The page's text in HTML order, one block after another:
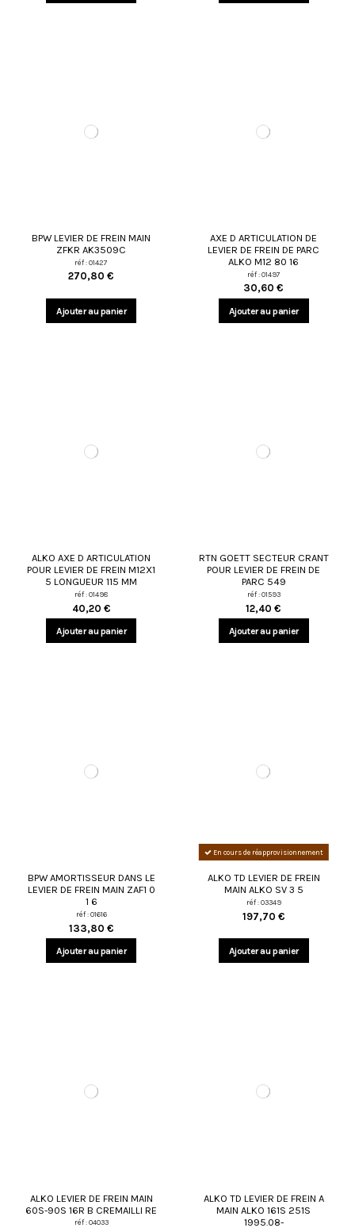
BPW LEVIER DE FREIN MAIN
ZFKR AK3509C
réf : 01427
270,80 €
Ajouter au panier
AXE D ARTICULATION DE
LEVIER DE FREIN DE PARC
ALKO M12 80 16
réf : 01497
30,60 €
Ajouter au panier
ALKO AXE D ARTICULATION
POUR LEVIER DE FREIN M12X1
5 LONGUEUR 115 MM
réf : 01498
40,20 €
Ajouter au panier
RTN GOETT SECTEUR CRANT
POUR LEVIER DE FREIN DE
PARC 549
réf : 01593
12,40 €
Ajouter au panier
BPW AMORTISSEUR DANS LE
LEVIER DE FREIN MAIN ZAF1 0
1 6
réf : 01616
133,80 €
Ajouter au panier
En cours de réapprovisionnement
ALKO TD LEVIER DE FREIN
MAIN ALKO SV 3 5
réf : 03349
197,70 €
Ajouter au panier
ALKO LEVIER DE FREIN MAIN
60S-90S 16R B CREMAILLI RE
réf : 04033
ALKO TD LEVIER DE FREIN A
MAIN ALKO 161S 251S
1995.08-